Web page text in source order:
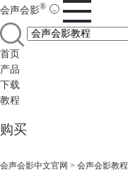
会声会影®
首页
产品
下载
教程
购买
会声会影中文官网 > 会声会影教程